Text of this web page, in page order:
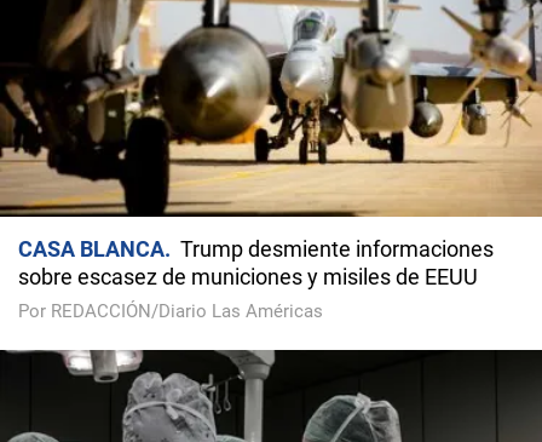
CASA BLANCA
Trump desmiente informaciones
sobre escasez de municiones y misiles de EEUU
Por REDACCIÓN/Diario Las Américas